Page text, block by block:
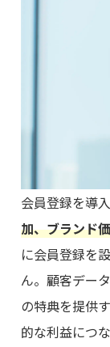
会員登録を導
加、ブランド
に会員登録を
ん。顧客デー
の特典を提供
的な利益につ